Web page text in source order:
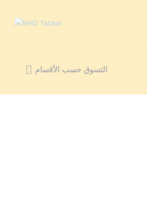
التسوق حسب الأقسام
Verre à thé
وصف